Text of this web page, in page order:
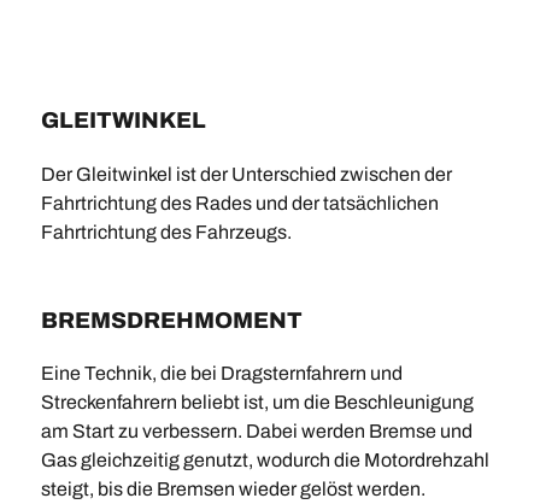
GLEITWINKEL
Der Gleitwinkel ist der Unterschied zwischen der
Fahrtrichtung des Rades und der tatsächlichen
Fahrtrichtung des Fahrzeugs.
BREMSDREHMOMENT
Eine Technik, die bei Dragsternfahrern und
Streckenfahrern beliebt ist, um die Beschleunigung
am Start zu verbessern. Dabei werden Bremse und
Gas gleichzeitig genutzt, wodurch die Motordrehzahl
steigt, bis die Bremsen wieder gelöst werden.